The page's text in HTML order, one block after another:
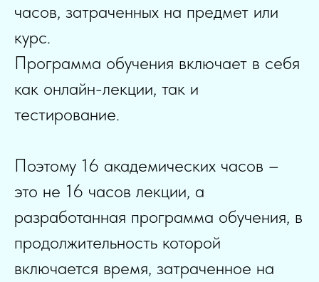
часов, затраченных на предмет или
курс.
Программа обучения включает в себя
как онлайн-лекции, так и
тестирование.
Поэтому 16 академических часов –
это не 16 часов лекции, а
разработанная программа обучения, в
продолжительность которой
включается время, затраченное на